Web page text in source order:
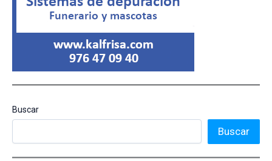
Buscar
Buscar